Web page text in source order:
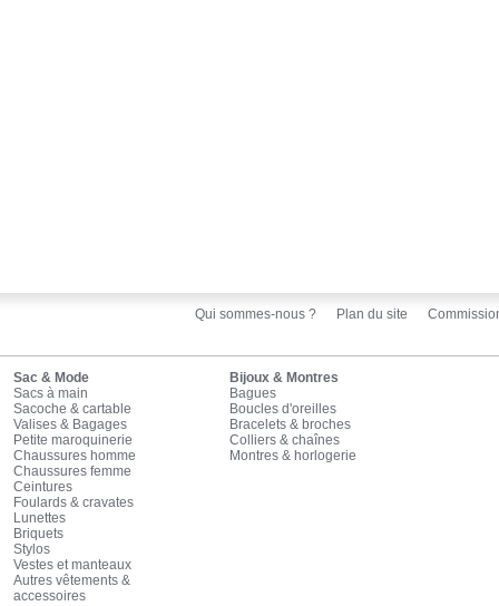
Qui sommes-nous ? Plan du site
Sac & Mode
Sacs à main
Sacoche & cartable
Valises & Bagages
Petite maroquinerie
Chaussures homme
Chaussures femme
Ceintures
Foulards & cravates
Lunettes
Briquets
Stylos
Vestes et manteaux
Autres vêtements &
accessoires
Bijoux & Montres
Bagues
Boucles d'oreilles
Bracelets & broches
Colliers & chaînes
Montres & horlogerie